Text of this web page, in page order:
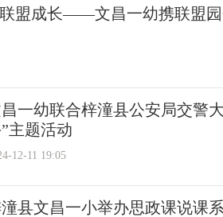
联盟成长——文昌一幼携联盟
一幼联合梓潼县公安局交警
主题活动
12-11 19:05
县文昌一小举办思政课说课